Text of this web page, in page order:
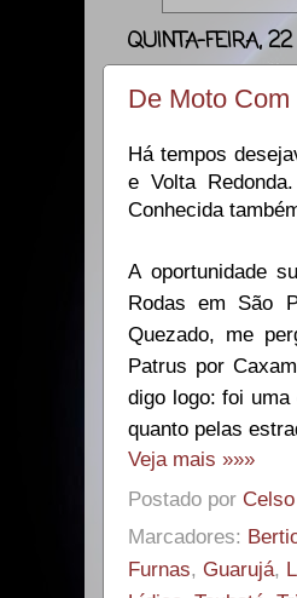
QUINTA-FEIRA,
De Moto
Há tempos
e Volta
Conhecida
A oportunidade
Rodas em São
Quezado, me
Patrus por
digo logo: foi
quanto pelas
Veja mais »»»
Postado por
Marcadores:
Furnas, Guarujá,